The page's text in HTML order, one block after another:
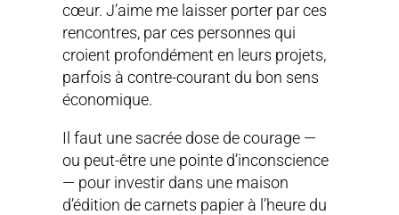
cœur. J’aime me laisser porter par ces
rencontres, par ces personnes qui
croient profondément en leurs projets,
parfois à contre-courant du bon sens
économique.
Il faut une sacrée dose de courage —
ou peut-être une pointe d’inconscience
— pour investir dans une maison
d’édition de carnets papier à l’heure du